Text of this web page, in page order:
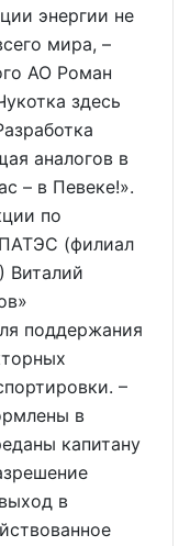
энергии не
мира, –
АО Роман
здесь
аналогов в
– в Певеке!».
по
(филиал
Виталий
поддержания
–
в
капитану
в